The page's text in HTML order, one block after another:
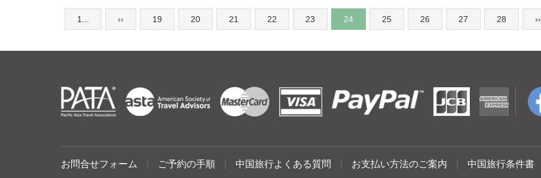
1... ‹‹ 19 20 21 22 23 24 25 26 27 28 ››
お問合せフォーム ご予約の手順 中国旅行よくある質問 お支払い方法のご案内 中国旅行条件書